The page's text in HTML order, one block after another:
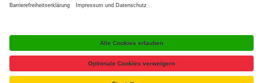
Datenschutzerklärung
Barrierefreiheitserklärung B2B
Jobs